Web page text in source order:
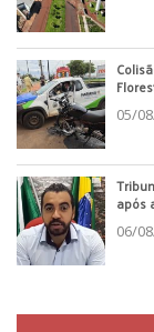
05/
após
06/